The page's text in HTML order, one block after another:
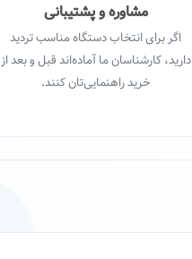
مشاوره و پشتیبانی
اگر برای انتخاب دستگاه مناسب تردید
دارید، کارشناسان ما آماده‌اند قبل و بعد از
خرید راهنمایی‌تان کنند.